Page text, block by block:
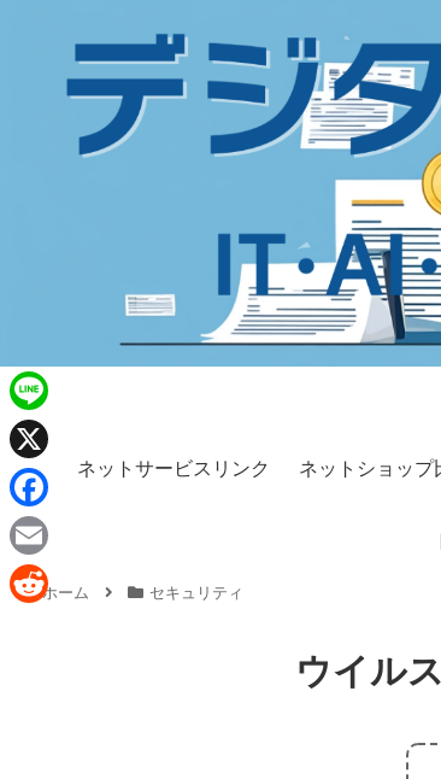
ネットサービスリンク ネットショップ
ホーム セキュリティ
ウイル
L
n
e
X
F
a
c
E